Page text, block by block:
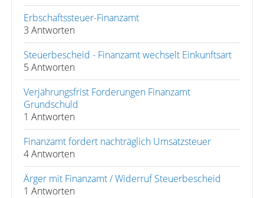
Erbschaftssteuer-Finanzamt
3 Antworten
Steuerbescheid - Finanzamt wechselt Einkunftsart
5 Antworten
Verjährungsfrist Forderungen Finanzamt
Grundschuld
1 Antworten
Finanzamt fordert nachträglich Umsatzsteuer
4 Antworten
Ärger mit Finanzamt / Widerruf Steuerbescheid
1 Antworten